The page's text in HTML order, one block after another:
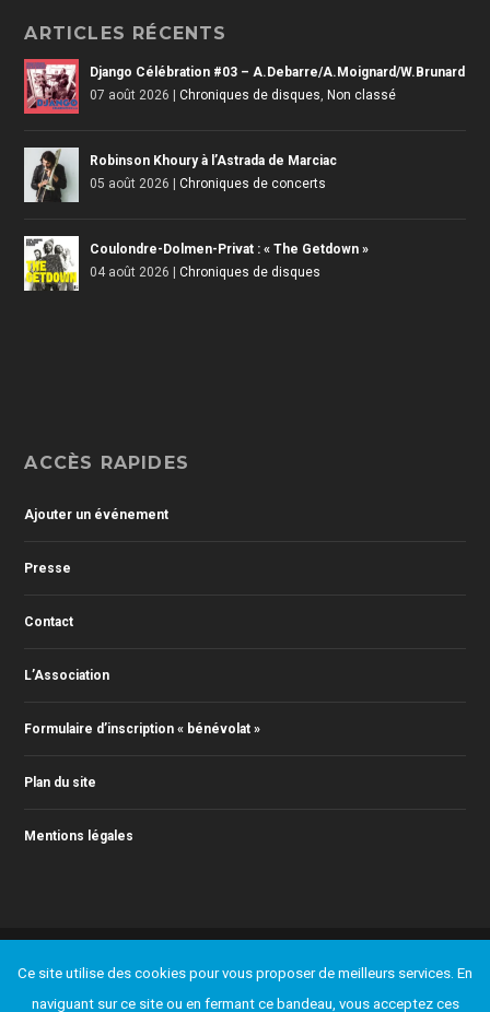
ARTICLES RÉCENTS
Django Célébration #03 – A.Debarre/A.Moignard/W.Brunard
07 août 2026
|Chroniques de disques, Non classé
Robinson Khoury à l’Astrada de Marciac
05 août 2026
|Chroniques de concerts
Coulondre-Dolmen-Privat : « The Getdown »
04 août 2026
|Chroniques de disques
ACCÈS RAPIDES
Ajouter un événement
Presse
Contact
L’Association
Formulaire d’inscription « bénévolat »
Plan du site
Mentions légales
RONTEY ( webmaster@actionjazz.fr )
Ajouter un événement
Presse Contact L’Association
Ce site utilise des cookies pour vous proposer de meilleurs services. En
naviguant sur ce site ou en fermant ce bandeau, vous acceptez ces